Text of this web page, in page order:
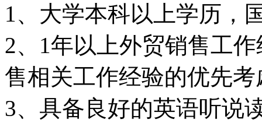
1、大学本科以上学历，
2、1年以上外贸销售工
售相关工作经验的优先考
3、具备良好的英语听说